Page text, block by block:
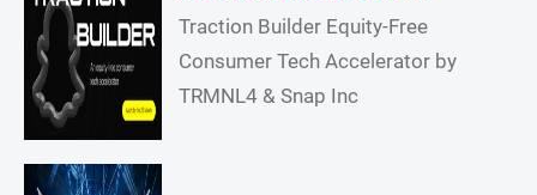
Traction Builder Equity-Free
Consumer Tech Accelerator by
TRMNL4 & Snap Inc